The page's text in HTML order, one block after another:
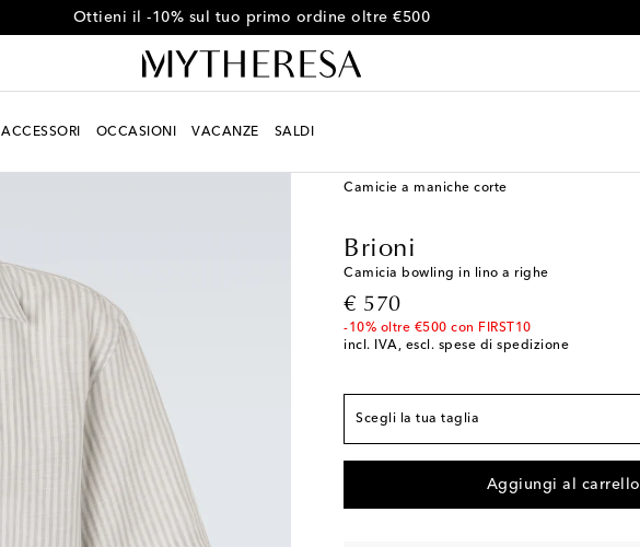
Ottieni il -10% sul tuo primo ordine oltre €500
ACCESSORI OCCASIONI VACANZE SALDI
Camicie a maniche corte
Brioni
Camicia bowling in lino a righe
€ 570
original price
-10% oltre €500 con FIRST10
incl. IVA, escl. spese di spedizione
Scegli la tua taglia
S / EU 38
L / EU 41 Aggiungi alla wishlist
XL / EU 42 Pochi pezzi rimasti
XXXL / EU 44 Ultimo articolo
Aggiungi al carrello